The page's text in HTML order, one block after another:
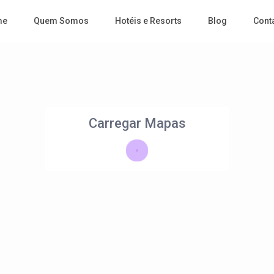
Quem Somos Hotéis e Resorts Blog
Carregar Mapas